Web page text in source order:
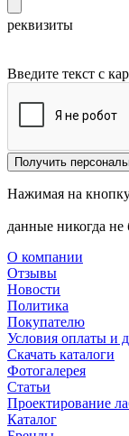
реквизиты
Введите текст с
Получить
Нажимая на
данные никогда не
О компании
Отзывы
Новости
Политика
Покупателю
Условия оплаты и
Скачать каталоги
Фотогалерея
Статьи
Проектирование
Каталог